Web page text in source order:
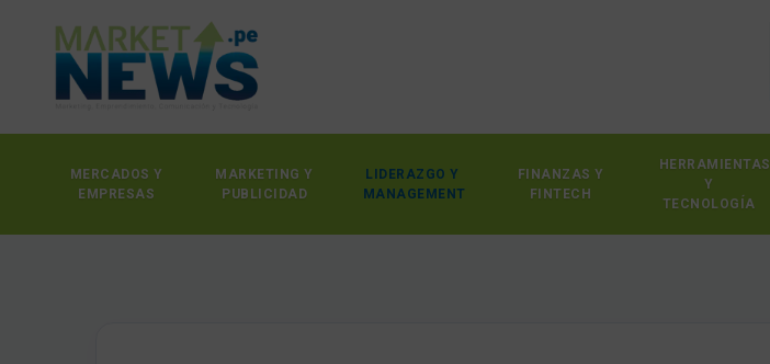
MERCADOS Y
EMPRESAS
MARKETING Y
PUBLICIDAD
LIDERAZGO Y
MANAGEMENT
FINANZAS Y
FINTECH
HERRAMIENTAS
Y
TECNOLOGÍA